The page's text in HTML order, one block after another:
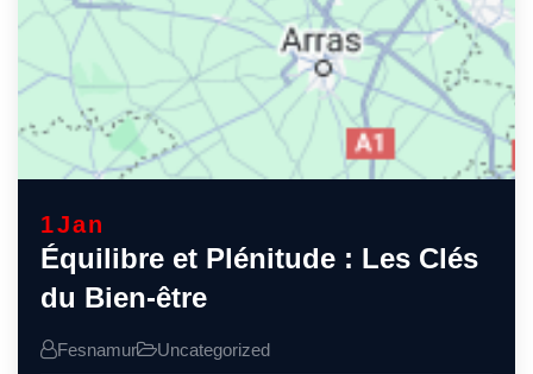
1Jan
Équilibre et Plénitude : Les Clés
du Bien-être
Fesnamur Uncategorized